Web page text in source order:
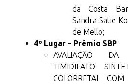
da Costa
Sandra Satie
de Mello;
4º Lugar – Prêmio SBP
AVALIAÇÃO DA
TIMIDILATO
COLORRETAL